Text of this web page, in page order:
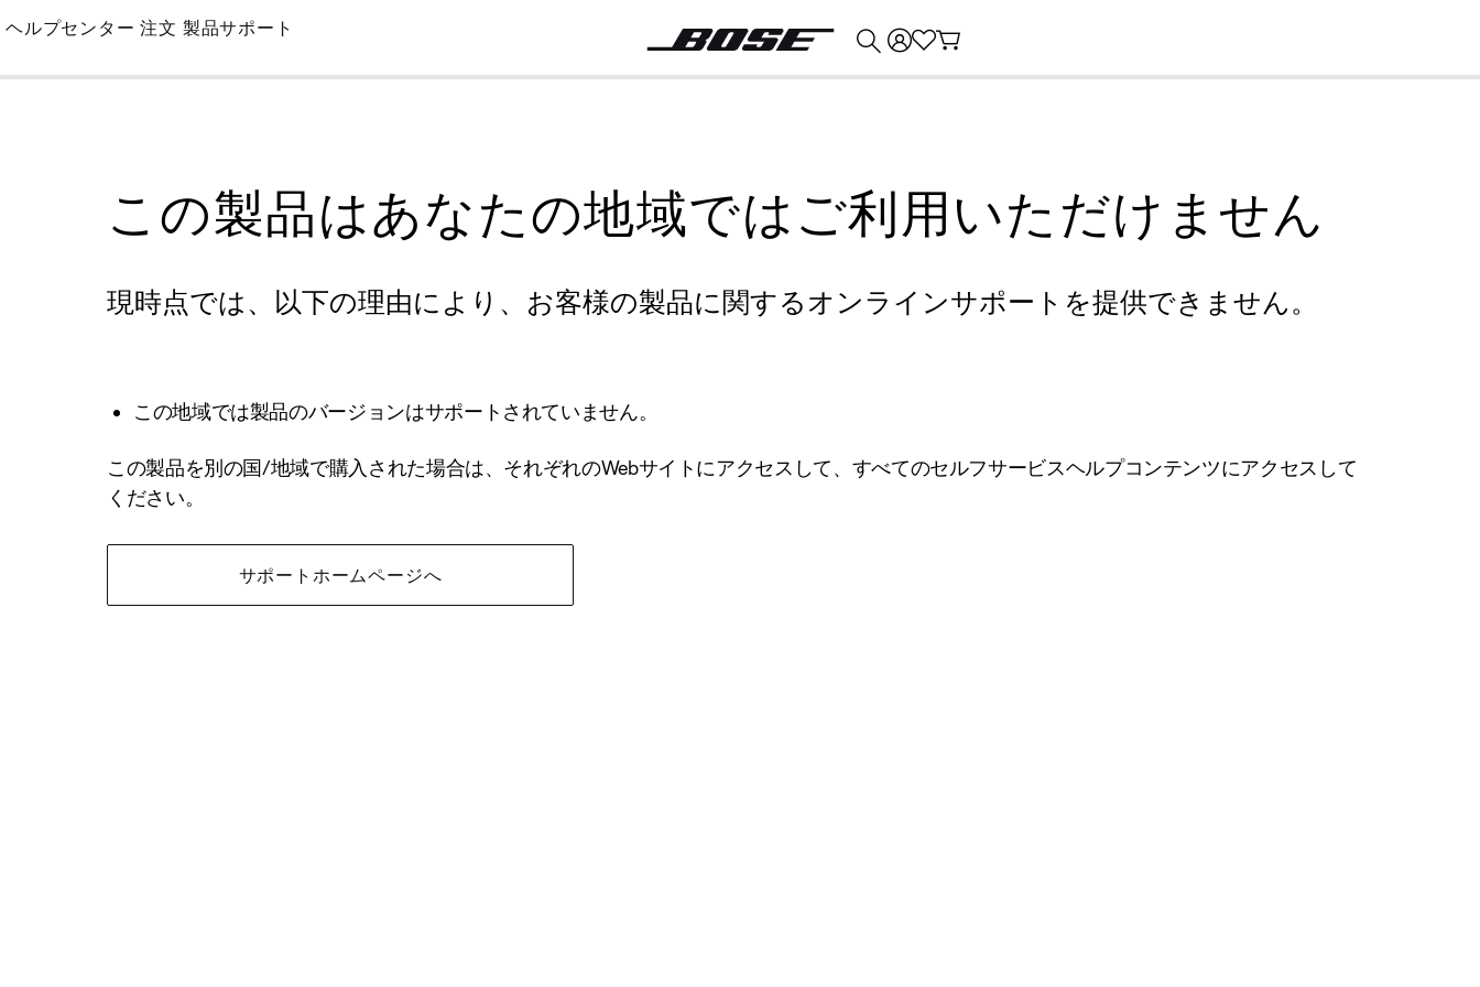
Skip
Main
ヘルプセンター 注文 製品サポート
この製品はあなたの地域ではご利用いただけません
現時点では、以下の理由により、お客様の製品に関するオンラインサポートを提供できません。
この地域では製品のバージョンはサポートされていません。
この製品を別の国/地域で購入された場合は、それぞれのWebサイトにアクセスして、すべてのセルフサービスヘルプコンテンツにアクセスして
ください。
サポートホームページへ